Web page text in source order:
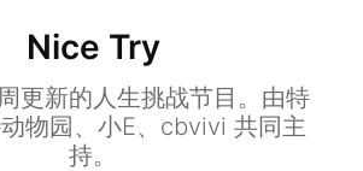
Nice Try
更新的人生挑战节目。由特
物园、小E、cbvivi 共同主
持。